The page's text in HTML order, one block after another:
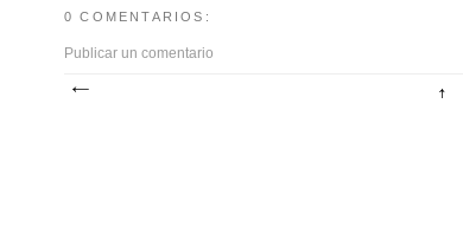
0 COMENTARIOS:
Publicar un comentario